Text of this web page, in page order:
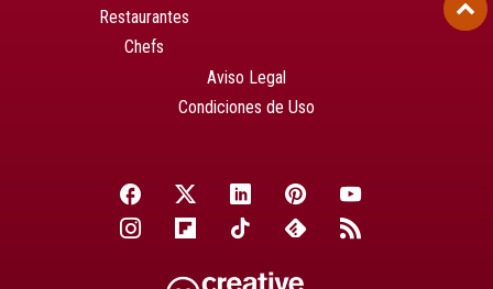
Restaurantes
Chefs
Aviso Legal
Condiciones de Uso